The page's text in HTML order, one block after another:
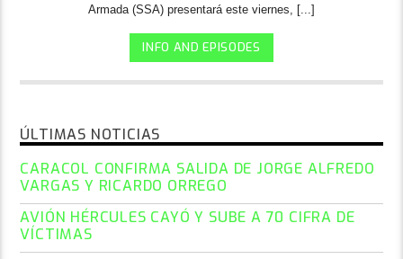
Armada (SSA) presentará este viernes, [...]
INFO AND EPISODES
ÚLTIMAS NOTICIAS
CARACOL CONFIRMA SALIDA DE JORGE ALFREDO
VARGAS Y RICARDO ORREGO
AVIÓN HÉRCULES CAYÓ Y SUBE A 70 CIFRA DE
VÍCTIMAS